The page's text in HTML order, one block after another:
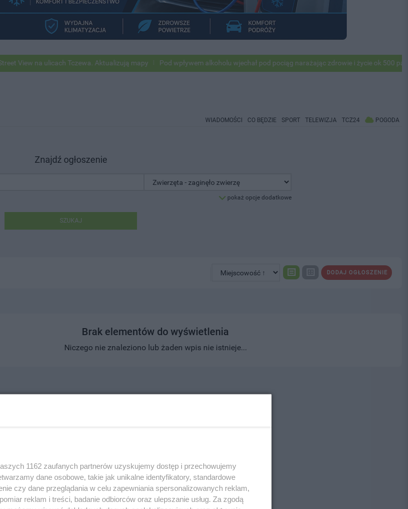
na ulicach Tczewa. Aktualizują mapy Pod wpływem alkoholu wjechał pod pociąg narażając zdrowie i życie ok 500
WIADOMOŚCI CO BĘDZIE SPORT TELEWIZJA TCZ24 POGODA
Znajdź ogłoszenie
pokaż opcje dodatkowe
SZUKAJ
DODAJ OGŁOSZENIE
Brak elementów do wyświetlenia
Niczego nie znaleziono lub żaden wpis nie istnieje...
1162 zaufanych partnerów uzyskujemy dostęp i przechowujemy
dane osobowe, takie jak unikalne identyfikatory, standardowe
czy dane przeglądania w celu zapewniania spersonalizowanych reklam,
reklam i treści, badanie odbiorców oraz ulepszanie usług. Za zgodą